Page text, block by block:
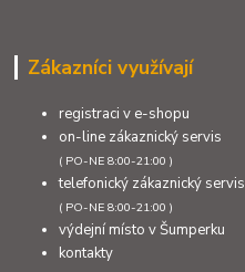
Zákazníci využívají
registraci v e-shopu
on-line zákaznický servis
( PO-NE 8:00-21:00 )
telefonický zákaznický servis
( PO-NE 8:00-21:00 )
výdejní místo v Šumperku
kontakty